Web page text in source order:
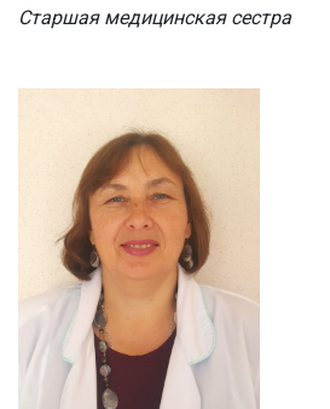
Старшая медицинская сестра